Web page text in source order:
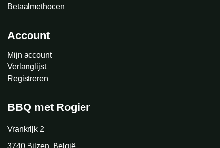
Betaalmethoden
Account
Mijn account
Verlanglijst
Registreren
BBQ met Rogier
Vrankrijk 2
3740 Bilzen, België